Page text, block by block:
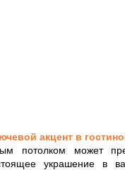
акцент в
потолком может
украшение в